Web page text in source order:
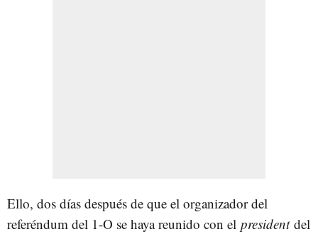
Ello, dos días después de que el organizador del
referéndum del 1-O se haya reunido con el president del